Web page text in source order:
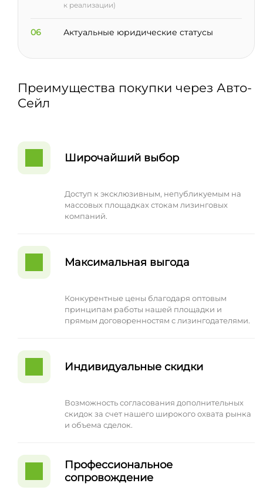
к реализации)
06 Актуальные юридические статусы
Преимущества покупки через Авто-
Сейл
Широчайший выбор
Доступ к эксклюзивным, непубликуемым на
массовых площадках стокам лизинговых
компаний.
Максимальная выгода
Конкурентные цены благодаря оптовым
принципам работы нашей площадки и
прямым договоренностям с лизингодателями.
Индивидуальные скидки
Возможность согласования дополнительных
скидок за счет нашего широкого охвата рынка
и объема сделок.
Профессиональное
сопровождение